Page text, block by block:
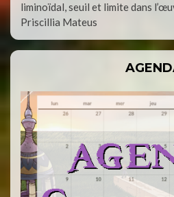
liminoïdal, seuil et limite dans
Priscillia Mateus